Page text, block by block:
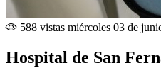
588 vistas miércoles 03 de
Hospital de San